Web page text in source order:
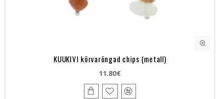
KUUKIVI kõrvarõngad chips (metall)
11.80€